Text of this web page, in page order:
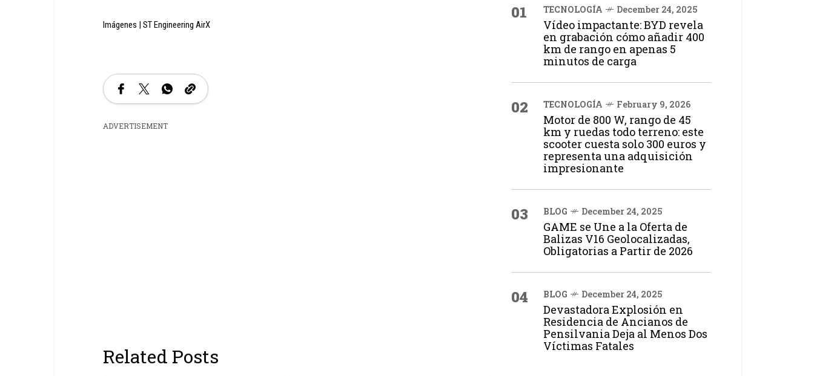
Imágenes | ST Engineering AirX
ADVERTISEMENT
Related Posts
01 TECNOLOGÍA December 24, 2025
Vídeo impactante: BYD revela
en grabación cómo añadir 400
km de rango en apenas 5
minutos de carga
02 TECNOLOGÍA February 9, 2026
Motor de 800 W, rango de 45
km y ruedas todo terreno: este
scooter cuesta solo 300 euros y
representa una adquisición
impresionante
03 BLOG December 24, 2025
GAME se Une a la Oferta de
Balizas V16 Geolocalizadas,
Obligatorias a Partir de 2026
04 BLOG December 24, 2025
Devastadora Explosión en
Residencia de Ancianos de
Pensilvania Deja al Menos Dos
Víctimas Fatales